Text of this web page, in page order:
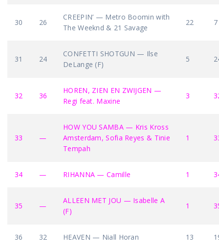
30 26
CREEPIN’ — Metro Boomin with
The Weeknd & 21 Savage
22 7
31 24
CONFETTI SHOTGUN — Ilse
DeLange (F)
5
32 36
HOREN, ZIEN EN ZWIJGEN —
Regi feat. Maxine
3
33 —
HOW YOU SAMBA — Kris Kross
Amsterdam, Sofia Reyes & Tinie
Tempah
1
34 — RIHANNA — Camille 1
35 —
ALLEEN MET JOU — Isabelle A
(F)
1
36 32 HEAVEN — Niall Horan 13